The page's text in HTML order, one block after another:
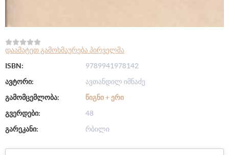
დაამატეთ გამოხმაურება პირველმა
ISBN:
9789941978142
ავტორი:
ავთანდილ იმნაძე
გამომცემლობა:
ᲬᲘᲒᲜᲘ + ᲔᲠᲘ
გვერდები:
48
გარეკანი:
რბილი